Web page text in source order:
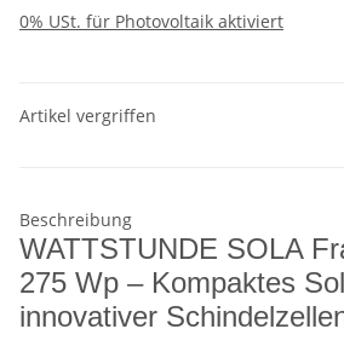
0% USt. für Photovoltaik aktiviert
Artikel vergriffen
Beschreibung
WATTSTUNDE SOLA
275 Wp – Kompaktes
innovativer